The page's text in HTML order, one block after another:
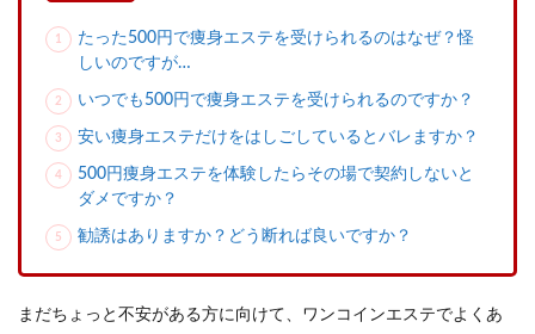
たった500円で痩身エステを受けられるのはなぜ？怪
しいのですが…
いつでも500円で痩身エステを受けられるのですか？
安い痩身エステだけをはしごしているとバレますか？
500円痩身エステを体験したらその場で契約しないと
ダメですか？
勧誘はありますか？どう断れば良いですか？
まだちょっと不安がある方に向けて、ワンコインエステでよくあ